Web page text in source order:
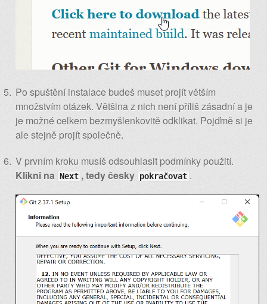
Po spuštění instalace budeš muset projít větším
množstvím otázek. Většina z nich není příliš zásadní a je
je možné celkem bezmyšlenkovitě odklikat. Pojďmě si je
ale stejně projít společně.
V prvním kroku musíš odsouhlasit podmínky použití.
Klikni na Next , tedy česky pokračovat .